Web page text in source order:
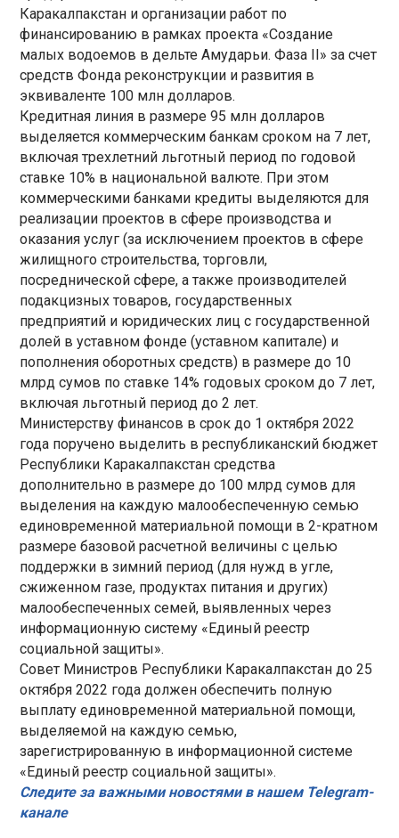
Каракалпакстан и организации работ по
финансированию в рамках проекта «Создание
малых водоемов в дельте Амударьи. Фаза II» за счет
средств Фонда реконструкции и развития в
эквиваленте 100 млн долларов.
Кредитная линия в размере 95 млн долларов
выделяется коммерческим банкам сроком на 7 лет,
включая трехлетний льготный период по годовой
ставке 10% в национальной валюте. При этом
коммерческими банками кредиты выделяются для
реализации проектов в сфере производства и
оказания услуг (за исключением проектов в сфере
жилищного строительства, торговли,
посреднической сфере, а также производителей
подакцизных товаров, государственных
предприятий и юридических лиц с государственной
долей в уставном фонде (уставном капитале) и
пополнения оборотных средств) в размере до 10
млрд сумов по ставке 14% годовых сроком до 7 лет,
включая льготный период до 2 лет.
Министерству финансов в срок до 1 октября 2022
года поручено выделить в республиканский бюджет
Республики Каракалпакстан средства
дополнительно в размере до 100 млрд сумов для
выделения на каждую малообеспеченную семью
единовременной материальной помощи в 2-кратном
размере базовой расчетной величины с целью
поддержки в зимний период (для нужд в угле,
сжиженном газе, продуктах питания и других)
малообеспеченных семей, выявленных через
информационную систему «Единый реестр
социальной защиты».
Совет Министров Республики Каракалпакстан до 25
октября 2022 года должен обеспечить полную
выплату единовременной материальной помощи,
выделяемой на каждую семью,
зарегистрированную в информационной системе
«Единый реестр социальной защиты».
Следите за важными новостями в нашем Telegram-
канале